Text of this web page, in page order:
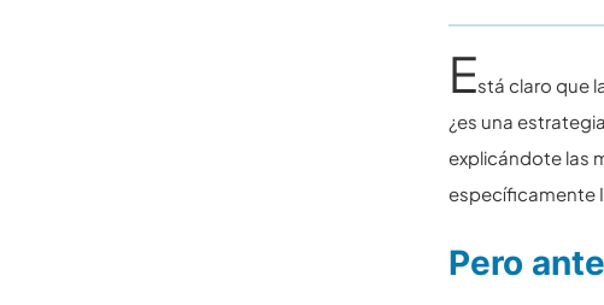
Está claro que
¿es una
explicándote las
específicamente
Pero